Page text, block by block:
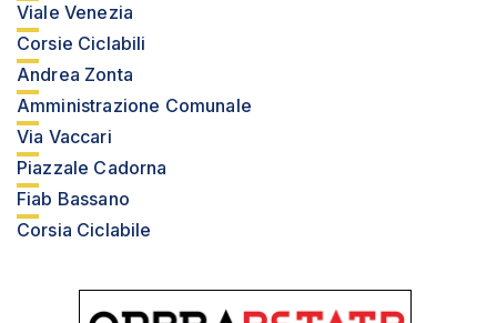
Viale Venezia
Corsie Ciclabili
Andrea Zonta
Amministrazione Comunale
Via Vaccari
Piazzale Cadorna
Fiab Bassano
Corsia Ciclabile